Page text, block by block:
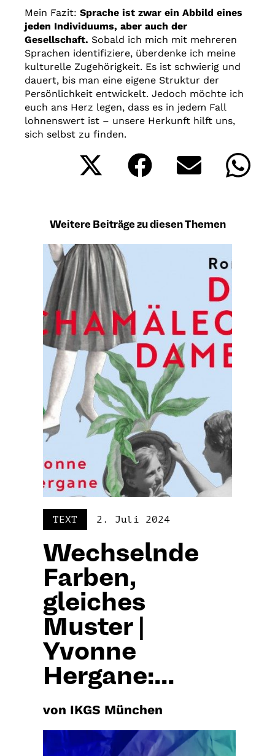
Mein Fazit: Sprache ist zwar ein Abbild eines
jeden Individuums, aber auch der
Gesellschaft. Sobald ich mich mit mehreren
Sprachen identifiziere, überdenke ich meine
kulturelle Zugehörigkeit. Es ist schwierig und
dauert, bis man eine eigene Struktur der
Persönlichkeit entwickelt. Jedoch möchte ich
euch ans Herz legen, dass es in jedem Fall
lohnenswert ist – unsere Herkunft hilft uns,
sich selbst zu finden.
Share
Share
on
Share
on
on
Weitere Beiträge zu diesen Themen
TEXT 2. Juli 2024
Wechselnde
Farben,
gleiches
Muster |
Yvonne
Hergane:...
von IKGS München